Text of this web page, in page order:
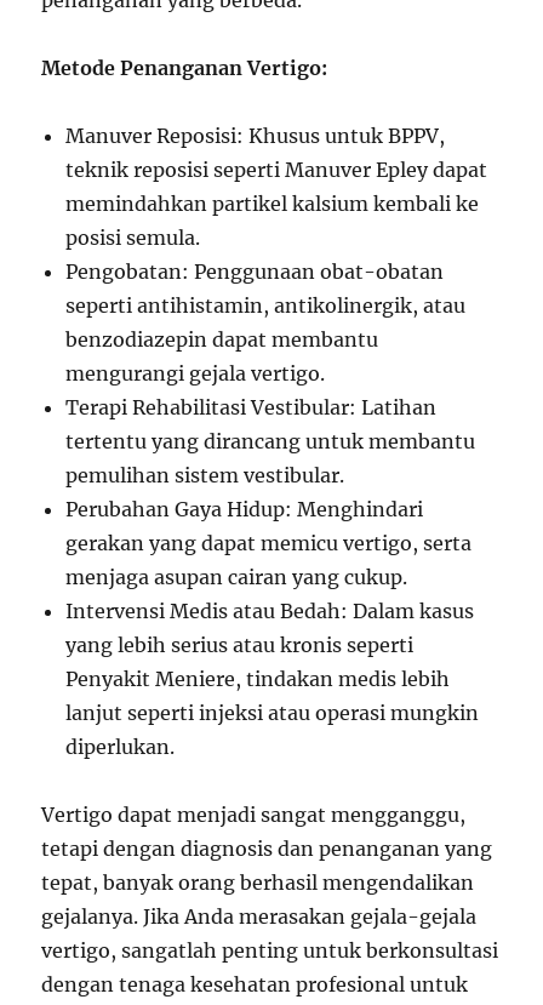
Metode Penanganan Vertigo:
Manuver Reposisi: Khusus untuk BPPV,
teknik reposisi seperti Manuver Epley dapat
memindahkan partikel kalsium kembali ke
posisi semula.
Pengobatan: Penggunaan obat-obatan
seperti antihistamin, antikolinergik, atau
benzodiazepin dapat membantu
mengurangi gejala vertigo.
Terapi Rehabilitasi Vestibular: Latihan
tertentu yang dirancang untuk membantu
pemulihan sistem vestibular.
Perubahan Gaya Hidup: Menghindari
gerakan yang dapat memicu vertigo, serta
menjaga asupan cairan yang cukup.
Intervensi Medis atau Bedah: Dalam kasus
yang lebih serius atau kronis seperti
Penyakit Meniere, tindakan medis lebih
lanjut seperti injeksi atau operasi mungkin
diperlukan.
Vertigo dapat menjadi sangat mengganggu,
tetapi dengan diagnosis dan penanganan yang
tepat, banyak orang berhasil mengendalikan
gejalanya. Jika Anda merasakan gejala-gejala
vertigo, sangatlah penting untuk berkonsultasi
dengan tenaga kesehatan profesional untuk